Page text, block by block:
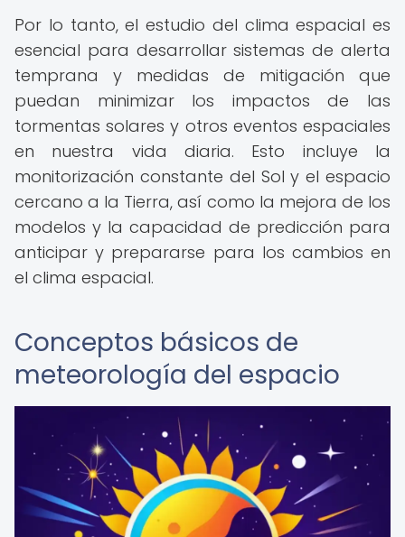
Por lo tanto, el estudio del clima espacial es
esencial para desarrollar sistemas de alerta
temprana y medidas de mitigación que
puedan minimizar los impactos de las
tormentas solares y otros eventos espaciales
en nuestra vida diaria. Esto incluye la
monitorización constante del Sol y el espacio
cercano a la Tierra, así como la mejora de los
modelos y la capacidad de predicción para
anticipar y prepararse para los cambios en
el clima espacial.
Conceptos básicos de
meteorología del espacio